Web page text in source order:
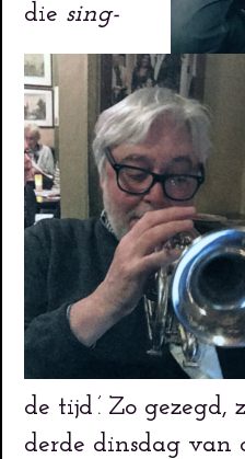
die sing-
de tijd . Zo gezegd,
derde dinsdag van